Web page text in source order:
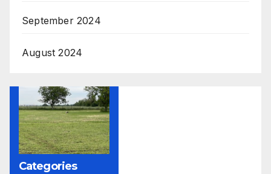
September 2024
August 2024
Categories